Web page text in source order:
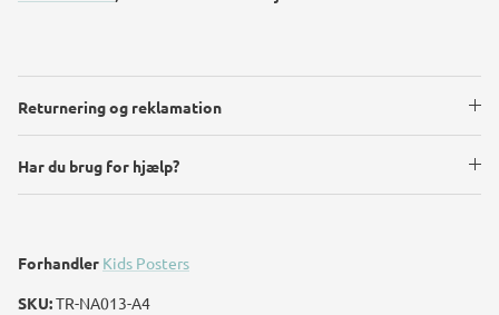
Returnering og reklamation
Har du brug for hjælp?
Forhandler Kids Posters
SKU:TR-NA013-A4